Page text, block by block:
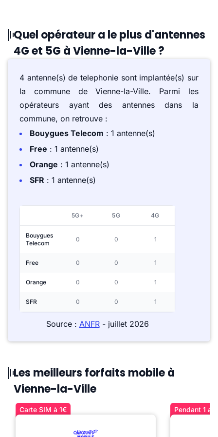
Quel opérateur a le plus d'antennes
4G et 5G à Vienne-la-Ville ?
4 antenne(s) de telephonie sont implantée(s) sur
la commune de Vienne-la-Ville. Parmi les
opérateurs ayant des antennes dans la
commune, on retrouve :
Bouygues Telecom : 1 antenne(s)
Free : 1 antenne(s)
Orange : 1 antenne(s)
SFR : 1 antenne(s)
5G+ 5G 4G
Bouygues
Telecom
0 0 1
Free 0 0 1
Orange 0 0 1
SFR 0 0 1
Source : ANFR- juillet 2026
Les meilleurs forfaits mobile à
Vienne-la-Ville
Carte SIM à 1€ Pendant 1